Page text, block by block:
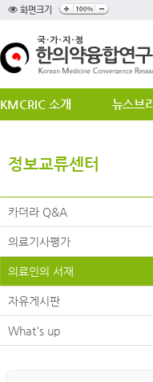
화면크기
KMCRIC 소개 뉴스브
정보교류센터
카더라 Q&A
의료기사평가
의료인의 서재
자유게시판
What's up